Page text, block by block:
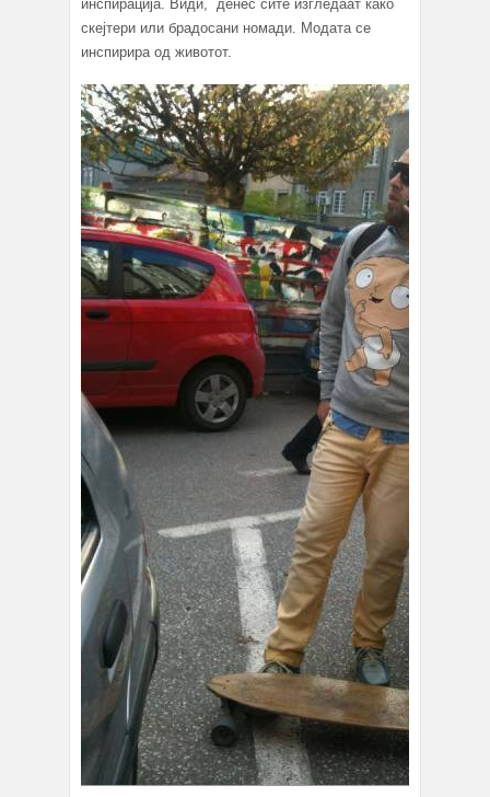
инспирација. Види, денес сите изгледаат како
скејтери или брадосани номади. Модата се
инспирира од животот.